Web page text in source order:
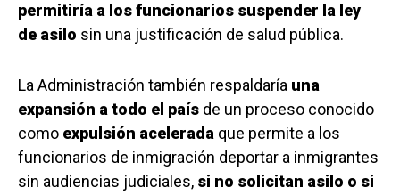
permitiría a los funcionarios suspender la ley
de asilo sin una justificación de salud pública.
La Administración también respaldaría una
expansión a todo el país de un proceso conocido
como expulsión acelerada que permite a los
funcionarios de inmigración deportar a inmigrantes
sin audiencias judiciales, si no solicitan asilo o si